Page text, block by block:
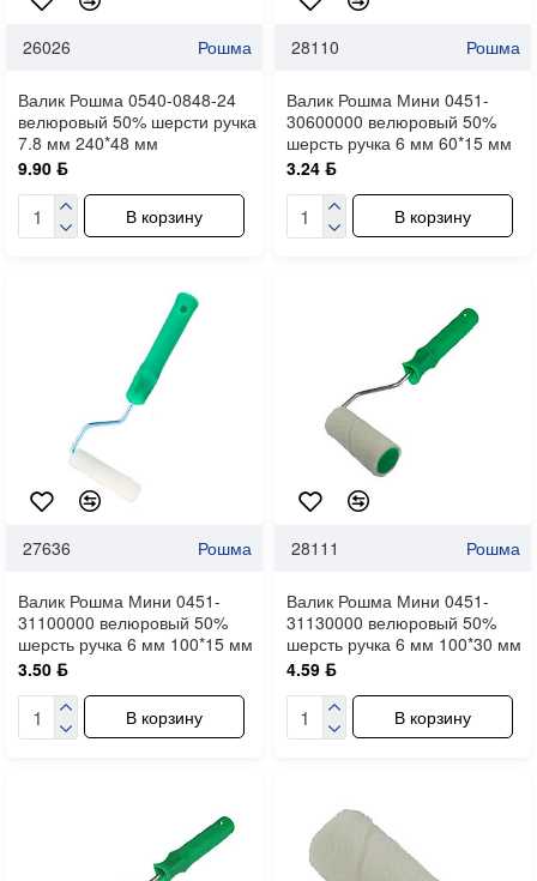
26026 Рошма
Валик Рошма 0540-0848-24
велюровый 50% шерсти ручка
7.8 мм 240*48 мм
9.90 ƃ
В корзину
28110 Рошма
Валик Рошма Мини 0451-
30600000 велюровый 50%
шерсть ручка 6 мм 60*15 мм
3.24 ƃ
В корзину
27636 Рошма
Валик Рошма Мини 0451-
31100000 велюровый 50%
шерсть ручка 6 мм 100*15 мм
3.50 ƃ
В корзину
28111 Рошма
Валик Рошма Мини 0451-
31130000 велюровый 50%
шерсть ручка 6 мм 100*30 мм
4.59 ƃ
В корзину